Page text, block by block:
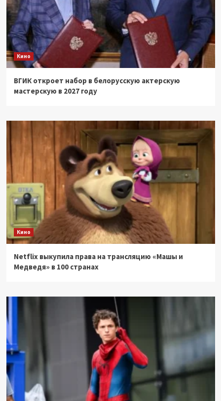
Кино
ВГИК откроет набор в белорусскую актерскую
мастерскую в 2027 году
Кино
Netflix выкупила права на трансляцию «Машы и
Медведя» в 100 странах